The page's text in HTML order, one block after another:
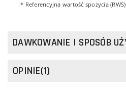
* Referencyjna wartość spożycia
DAWKOWANIE I SPOSÓB
OPINIE(1)